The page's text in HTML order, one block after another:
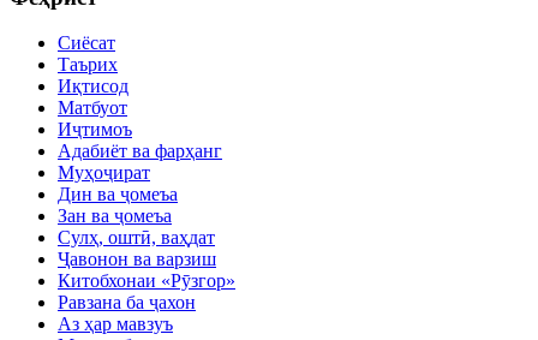
Сиёсат
Таърих
Иқтисод
Матбуот
Иҷтимоъ
Адабиёт ва фарҳанг
Муҳоҷират
Дин ва ҷомеъа
Зан ва ҷомеъа
Сулҳ, оштӣ, ваҳдат
Ҷавонон ва варзиш
Китобхонаи «Рӯзгор»
Равзана ба ҷахон
Аз ҳар мавзуъ